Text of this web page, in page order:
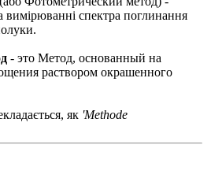
вимірюванні спектра поглинання
- это Метод, основанный на
раствором окрашенного
як 'Methode